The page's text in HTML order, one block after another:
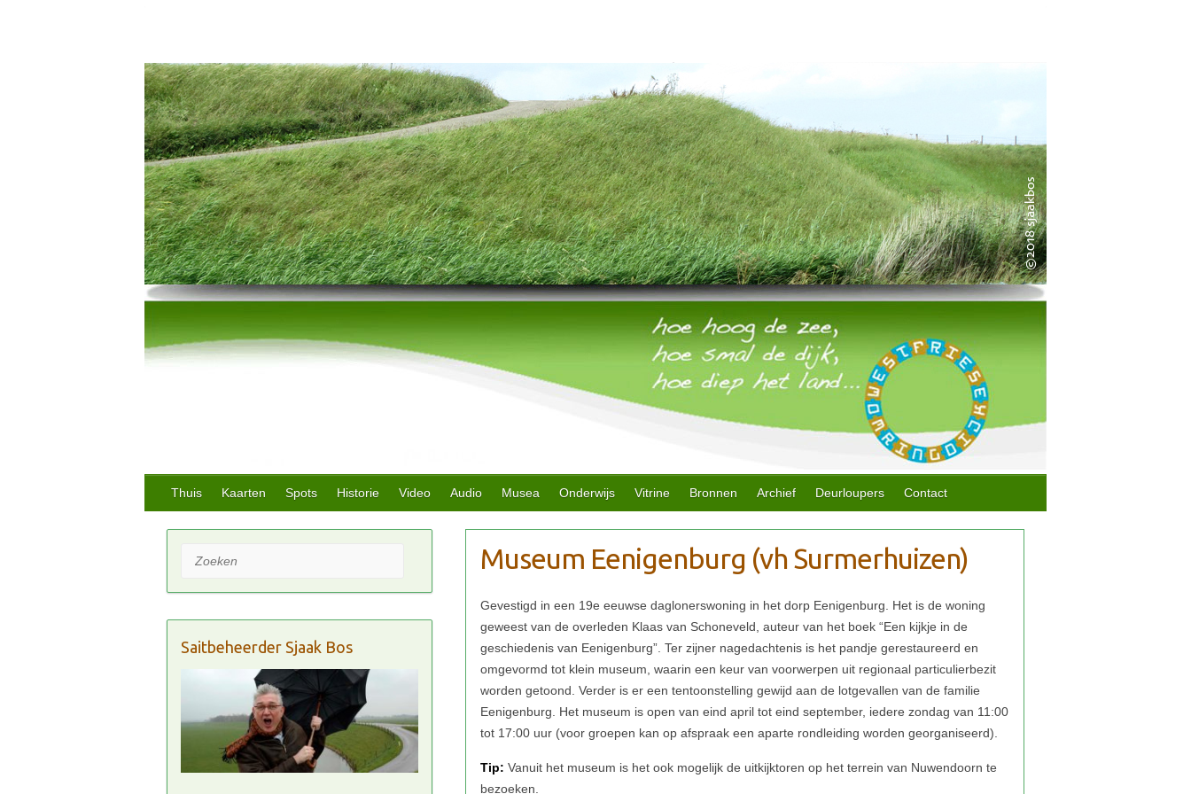
Thuis Kaarten Spots Historie Video Audio Musea Onderwijs Vitrine Bronnen Archief Deurloupers Contact
Tip:
Zoeken
Saitbeheerder Sjaak Bos